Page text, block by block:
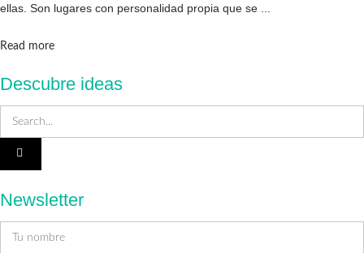
ellas. Son lugares con personalidad propia que se ...
Read moreDetails
Descubre ideas
Newsletter